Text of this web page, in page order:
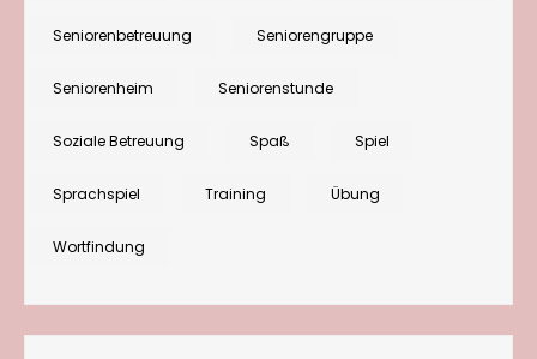
Seniorenbetreuung Seniorengruppe
Seniorenheim Seniorenstunde
Soziale Betreuung Spaß Spiel
Sprachspiel Training Übung
Wortfindung